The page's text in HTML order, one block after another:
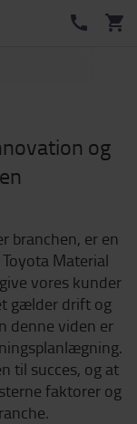
og
branchen, er en
Material
vores kunder
gælder drift og
denne viden er
til succes, og at
faktorer og